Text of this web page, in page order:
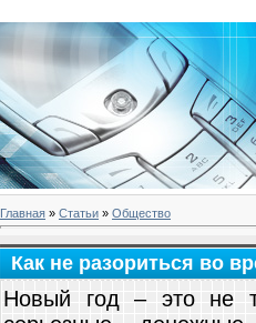
Главная » Статьи » Общество
Как не разориться во
Новый год – это не